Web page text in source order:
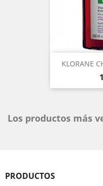
KLORANE
Los productos más
PRODUCTOS